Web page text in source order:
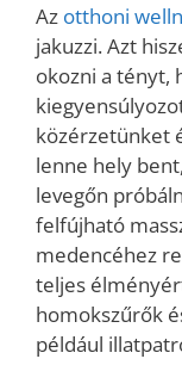
Az otthoni
jakuzzi. Azt
okozni a tényt,
közérzetünket
lenne hely
levegőn
felfújható
medencéhez
teljes
homokszűrők
például